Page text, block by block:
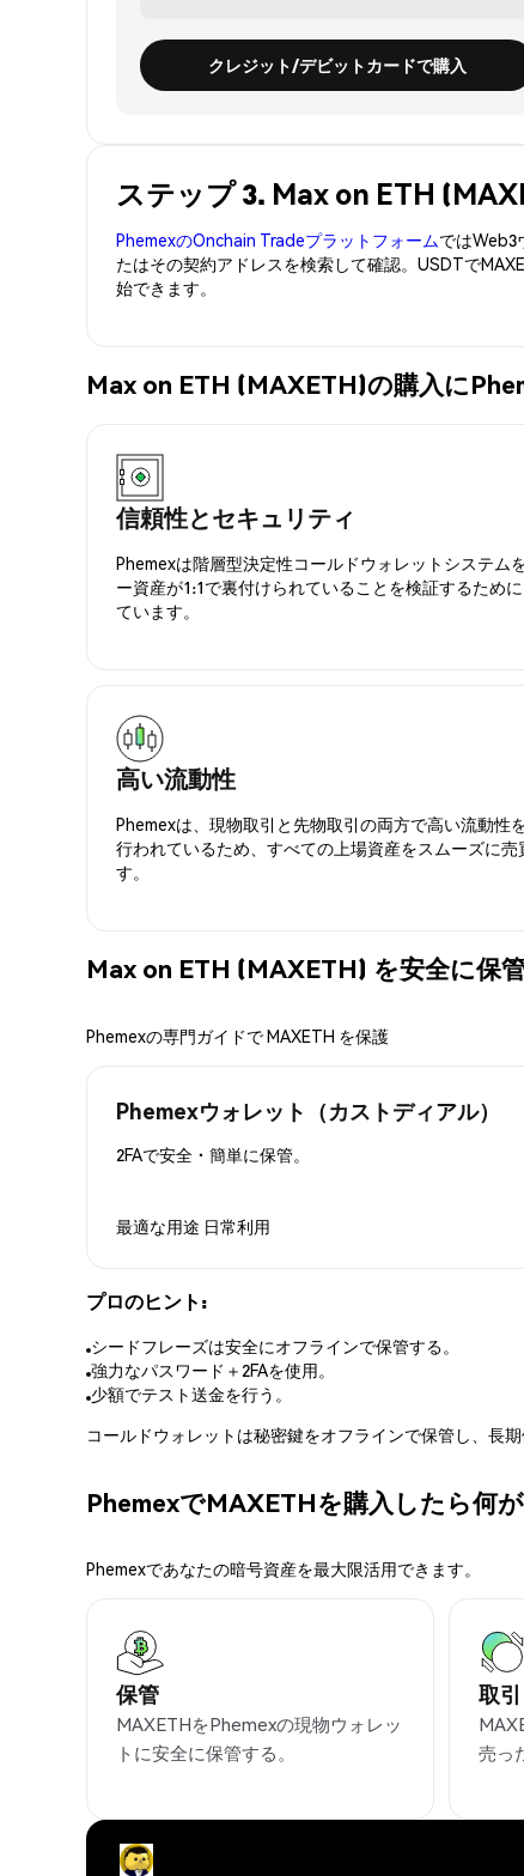
クレジット/デビットカードで購入
ステップ 3. Max on ETH
PhemexのOnchain TradeプラットフォームではWeb3
たはその契約アドレスを検索して確認。USDTで
始できます。
Max on ETH (MAXETH)の購入に
信頼性とセキュリティ
Phemexは階層型決定性コールドウォレットシステム
ー資産が1:1で裏付けられていることを検証するために
ています。
高い流動性
Phemexは、現物取引と先物取引の両方で高い流動性
行われているため、すべての上場資産をスムーズに
す。
Max on ETH (MAXETH) を安全に保
Phemexの専門ガイドで MAXETH を保護
Phemexウォレット（カストディアル）
2FAで安全・簡単に保管。
最適な用途 日常利用
プロのヒント:
シードフレーズは安全にオフラインで保管する。
強力なパスワード＋2FAを使用。
少額でテスト送金を行う。
コールドウォレットは秘密鍵をオフラインで保管し、長
PhemexでMAXETHを購入したら何
Phemexであなたの暗号資産を最大限活用できます。
保管
MAXETHをPhemexの現物ウォレッ
トに安全に保管する。
取引
売っ